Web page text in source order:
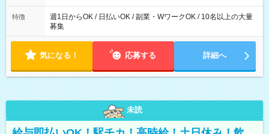
特徴
週1日からOK / 日払いOK / 副業・WワークOK / 10名以上の大量
募集
気になる！ 応募する 詳細へ
未読